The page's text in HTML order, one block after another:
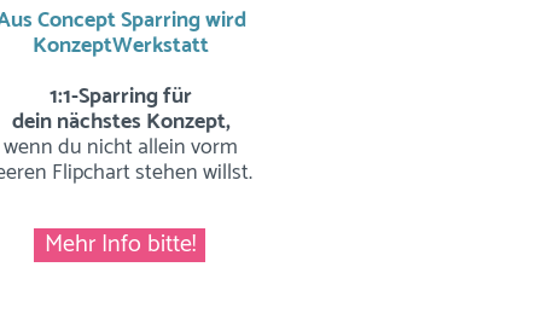
Concept Sparring wird
KonzeptWerkstatt
1:1-Sparring für
dein nächstes Konzept,
wenn du nicht allein vorm
Flipchart stehen willst.
Mehr Info bitte!